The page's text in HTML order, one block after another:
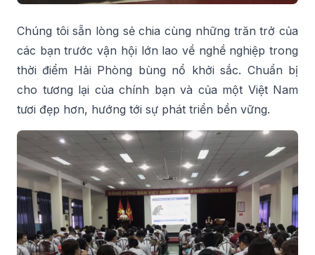
Chúng tôi sẵn lòng sẻ chia cùng những trăn trở của
các bạn trước vận hội lớn lao về nghề nghiệp trong
thời điểm Hải Phòng bùng nổ khởi sắc. Chuẩn bị
cho tương lại của chính bạn và của một Việt Nam
tươi đẹp hơn, hướng tới sự phát triển bền vững.